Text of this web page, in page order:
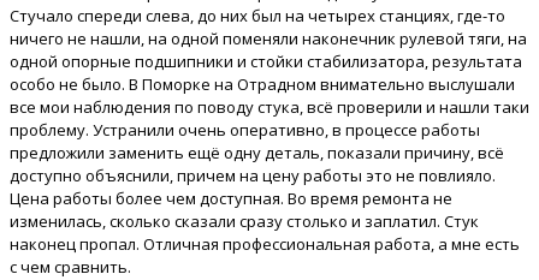
Стучало спереди слева, до них был на четырех станциях, где-то
ничего не нашли, на одной поменяли наконечник рулевой тяги, на
одной опорные подшипники и стойки стабилизатора, результата
особо не было. В Поморке на Отрадном внимательно выслушали
все мои наблюдения по поводу стука, всё проверили и нашли таки
проблему. Устранили очень оперативно, в процессе работы
предложили заменить ещё одну деталь, показали причину, всё
доступно объяснили, причем на цену работы это не повлияло.
Цена работы более чем доступная. Во время ремонта не
изменилась, сколько сказали сразу столько и заплатил. Стук
наконец пропал. Отличная профессиональная работа, а мне есть
с чем сравнить.